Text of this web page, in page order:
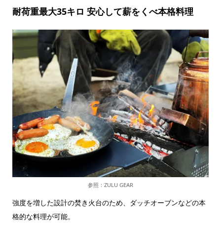
耐荷重最大35キロ 安心して薪をくべ本格料理
参照：ZULU GEAR
強度を増した設計の焚き火台のため、ダッチオーブンなどの本
格的な料理が可能。